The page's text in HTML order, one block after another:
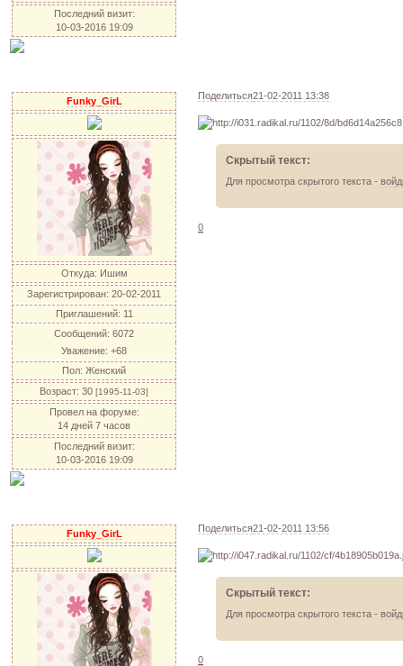
Последний визит:
10-03-2016 19:09
Поделиться21-02-2011 13:38
Funky_GirL
Откуда: Ишим
Зарегистрирован: 20-02-2011
Приглашений: 11
Сообщений: 6072
Уважение: +68
Пол: Женский
Возраст: 30 [1995-11-03]
Провел на форуме:
14 дней 7 часов
Последний визит:
10-03-2016 19:09
Скрытый текст:
Для просмотра скрытого текста -
0
Поделиться21-02-2011 13:56
Funky_GirL
Скрытый текст:
Для просмотра скрытого текста -
0